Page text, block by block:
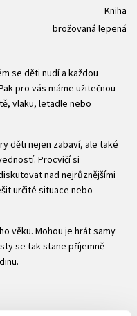
Kniha
brožovaná lepená
se děti nudí a každou
pro vás máme užitečnou
vlaku, letadle nebo
děti nejen zabaví, ale také
Procvičí si
nad nejrůznějšími
určité situace nebo
věku. Mohou je hrát samy
se tak stane příjemně